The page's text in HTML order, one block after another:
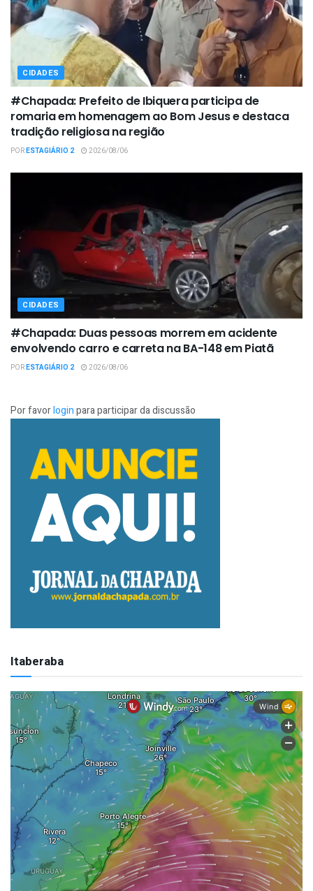
CIDADES
#Chapada: Prefeito de Ibiquera participa de
romaria em homenagem ao Bom Jesus e destaca
tradição religiosa na região
PORESTAGIÁRIO 2 2026/08/06
CIDADES
#Chapada: Duas pessoas morrem em acidente
envolvendo carro e carreta na BA-148 em Piatã
PORESTAGIÁRIO 2 2026/08/06
Por favorloginpara participar da discussão
Itaberaba